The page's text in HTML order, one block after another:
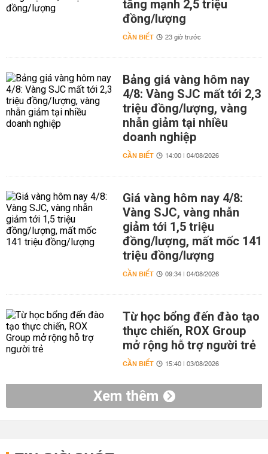
tăng mạnh 2,5 triệu
đồng/lượng
CẦN BIẾT 23 giờ trước
Bảng giá vàng hôm nay
4/8: Vàng SJC mất tới 2,3
triệu đồng/lượng, vàng
nhẫn giảm tại nhiều
doanh nghiệp
CẦN BIẾT 14:00 | 04/08/2026
Giá vàng hôm nay 4/8:
Vàng SJC, vàng nhẫn
giảm tới 1,5 triệu
đồng/lượng, mất mốc 141
triệu đồng/lượng
CẦN BIẾT 09:34 | 04/08/2026
Từ học bổng đến đào tạo
thực chiến, ROX Group
mở rộng hỗ trợ người trẻ
CẦN BIẾT 15:40 | 03/08/2026
Xem thêm